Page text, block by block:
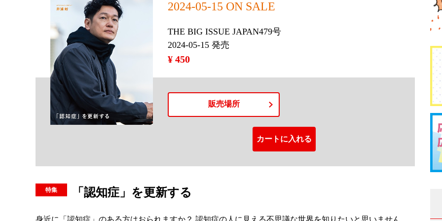
2024-05-15 ON SALE
THE BIG ISSUE JAPAN479号
2024-05-15 発売
¥ 450
販売場所
「認知症」を更新する
身近に「認知症」のある方はおられますか？ 認知症の人に見える不思議な世界を知りたいと思いません